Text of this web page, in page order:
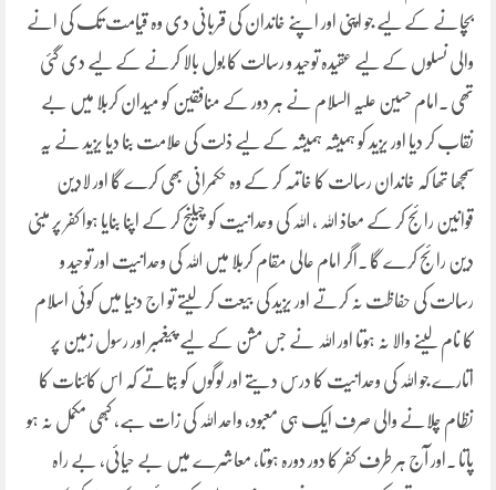
بچانے کے لیے جو اپنی اور اپنے خاندان کی قربانی دی وہ قیامت تک کی انے
والی نسلوں کے لیے عقیدہ توحید و رسالت کا بول بالا کرنے کے لیے دی گئی
تھی ۔امام حسین علیہ السلام نے ہر دور کے منافقین کو میدان کربلا میں بے
نقاب کر دیا اور یزید کو ہمیشہ ہمیشہ کے لیے ذلت کی علامت بنا دیا یزید نے یہ
سمجھا تھا کہ خاندان رسالت کا خاتمہ کر کے وہ حکمرانی بھی کرے گا اور لادین
قوانین رائج کر کے معاذ اللہ ، اللہ کی وحدانیت کو چیلنج کر کے اپنا بنایا ہوا کفر پر مبنی
دین رائج کرے گا ۔اگر امام عالی مقام کربلا میں اللہ کی وحدانیت اور توحید و
رسالت کی حفاظت نہ کرتے اور یزید کی بیعت کر لیتے تو اج دنیا میں کوئی اسلام
کا نام لینے والا نہ ہوتا اور اللہ نے جس مشن کے لیے پیغمبر اور رسول زمین پر
اتارے جو اللہ کی وحدانیت کا درس دیتے اور لوگوں کو بتاتے کہ اس کائنات کا
نظام چلانے والی صرف ایک ہی معبود، واحد اللہ کی زات ہے، کبھی مکمل نہ ہو
پاتا ۔اور آج ہر طرف کفر کا دور دورہ ہوتا، معاشرے میں بے حیائی، بے راہ